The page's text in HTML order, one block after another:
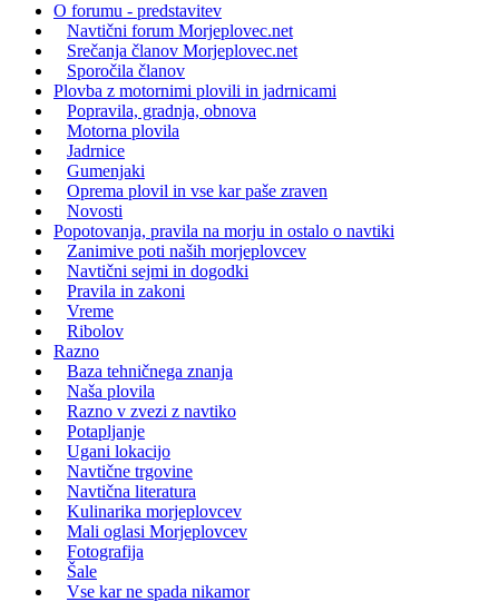
O forumu - predstavitev
Navtični forum Morjeplovec.net
Srečanja članov Morjeplovec.net
Sporočila članov
Plovba z motornimi plovili in jadrnicami
Popravila, gradnja, obnova
Motorna plovila
Jadrnice
Gumenjaki
Oprema plovil in vse kar paše zraven
Novosti
Popotovanja, pravila na morju in ostalo o navtiki
Zanimive poti naših morjeplovcev
Navtični sejmi in dogodki
Pravila in zakoni
Vreme
Ribolov
Razno
Baza tehničnega znanja
Naša plovila
Razno v zvezi z navtiko
Potapljanje
Ugani lokacijo
Navtične trgovine
Navtična literatura
Kulinarika morjeplovcev
Mali oglasi Morjeplovcev
Fotografija
Šale
Vse kar ne spada nikamor